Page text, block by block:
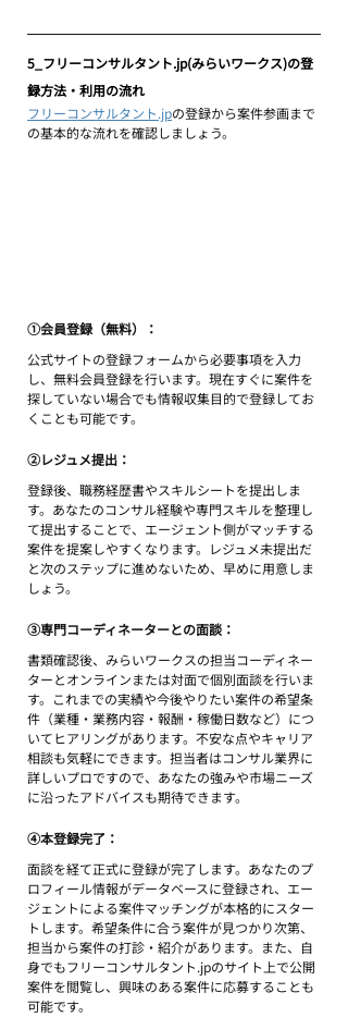
5_フリーコンサルタント.jp(みらいワークス)の登
録方法・利用の流れ
フリーコンサルタント.jpの登録から案件参画まで
の基本的な流れを確認しましょう。
①会員登録（無料）：
公式サイトの登録フォームから必要事項を入力
し、無料会員登録を行います。現在すぐに案件を
探していない場合でも情報収集目的で登録してお
くことも可能です。
②レジュメ提出：
登録後、職務経歴書やスキルシートを提出しま
す。あなたのコンサル経験や専門スキルを整理し
て提出することで、エージェント側がマッチする
案件を提案しやすくなります。レジュメ未提出だ
と次のステップに進めないため、早めに用意しま
しょう。
③専門コーディネーターとの面談：
書類確認後、みらいワークスの担当コーディネー
ターとオンラインまたは対面で個別面談を行いま
す。これまでの実績や今後やりたい案件の希望条
件（業種・業務内容・報酬・稼働日数など）につ
いてヒアリングがあります。不安な点やキャリア
相談も気軽にできます。担当者はコンサル業界に
詳しいプロですので、あなたの強みや市場ニーズ
に沿ったアドバイスも期待できます。
④本登録完了：
面談を経て正式に登録が完了します。あなたのプ
ロフィール情報がデータベースに登録され、エー
ジェントによる案件マッチングが本格的にスター
トします。希望条件に合う案件が見つかり次第、
担当から案件の打診・紹介があります。また、自
身でもフリーコンサルタント.jpのサイト上で公開
案件を閲覧し、興味のある案件に応募することも
可能です。